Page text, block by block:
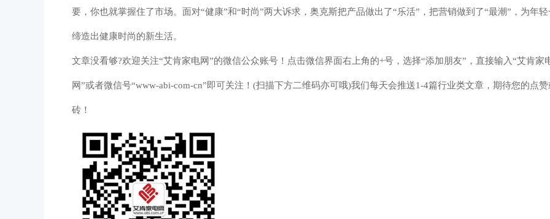
要，你也就掌握住了市场。面对“健康”和“时尚”两大诉求，奥克斯把产品做出了“乐活”，把营销做到了“最潮”，为年
缔造出健康时尚的新生活。
文章没看够?欢迎关注“艾肯家电网”的微信公众账号！点击微信界面右上角的+号，选择“添加朋友”，直接输入“艾肯家
网”或者微信号“www-abi-com-cn”即可关注！(扫描下方二维码亦可哦)我们每天会推送1-4篇行业类文章，期待您的点赞
砖！